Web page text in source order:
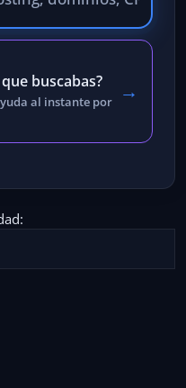
buscabas?
al instante por
→